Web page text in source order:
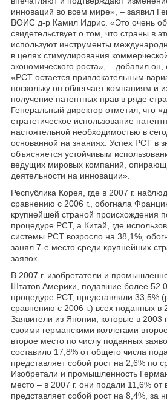
инноваций во всем мире», – заявил
ВОИС д-р Камил Идрис. «Это очень
свидетельствует о том, что страны в
используют инструменты
в целях стимулирования
экономического роста», – добавил он,
«РСТ остается привлекательным
поскольку он облегчает компаниям и
получение патентных прав в ряде
Генеральный директор отметил, что
стратегическое использование
настоятельной необходимостью в
основанной на знаниях. Успех РСТ в
объясняется устойчивым
ведущих мировых компаний,
деятельности на инновации».
Республика Корея, где в 2007 г.
сравнению с 2006 г., обогнала
крупнейшей страной происхождения
процедуре РСТ, а Китай, где
системы РСТ возросло на 38,1%,
занял 7-е место среди крупнейших
заявок.
В 2007 г. изобретатели и
Штатов Америки, подавшие более 52
процедуре РСТ, представляли 33,5%
сравнению с 2006 г.) всех поданных в
Заявители из Японии, которые в 2003
своими германскими коллегами
второе место по числу поданных
составило 17,8% от общего числа
представляет собой рост на 2,6% по
Изобретали и промышленность
место – в 2007 г. они подали 11,6% от
представляет собой рост на 8,4%, за